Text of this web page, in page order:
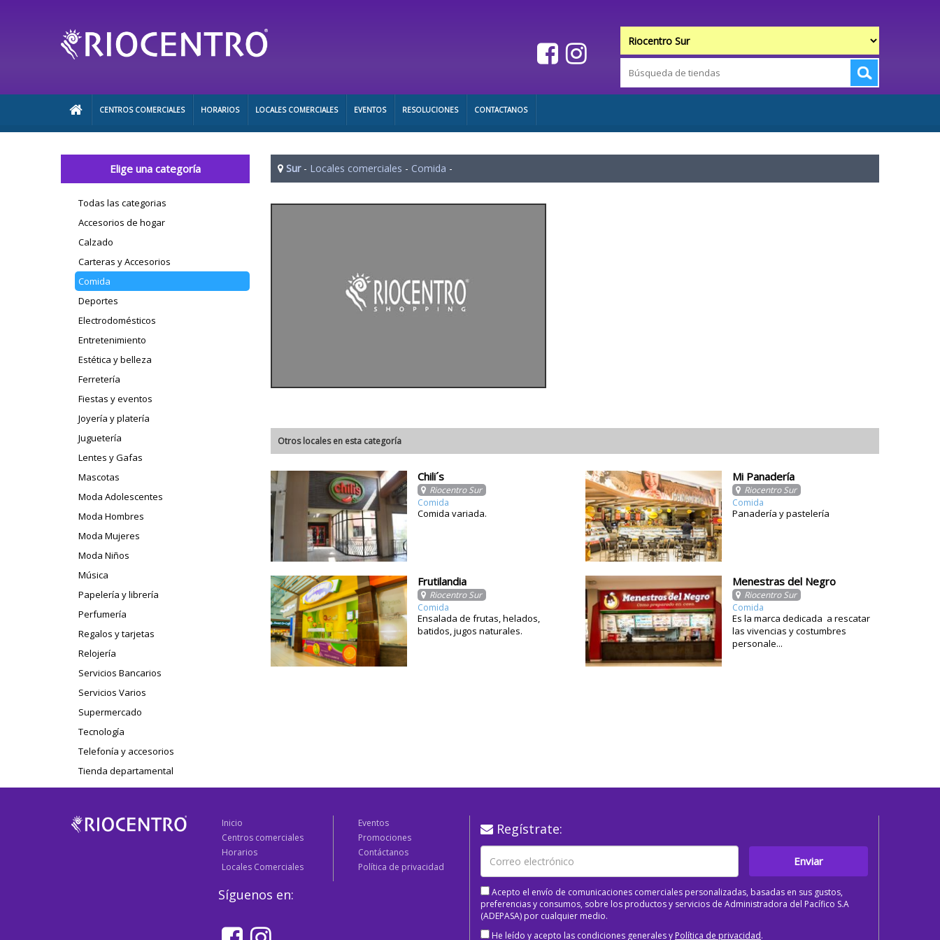
CENTROS COMERCIALES HORARIOS LOCALES COMERCIALES EVENTOS RESOLUCIONES CONTACTANOS
Elige una categoría
Todas las categorias
Accesorios de hogar
Calzado
Carteras y Accesorios
Comida
Deportes
Electrodomésticos
Entretenimiento
Estética y belleza
Ferretería
Fiestas y eventos
Joyería y platería
Juguetería
Lentes y Gafas
Mascotas
Moda Adolescentes
Moda Hombres
Moda Mujeres
Moda Niños
Música
Papelería y librería
Perfumería
Regalos y tarjetas
Relojería
Servicios Bancarios
Servicios Varios
Supermercado
Tecnología
Telefonía y accesorios
Tienda departamental
Sur- Locales comerciales - Comida -
Otros locales en esta categoría
Chili´s
Riocentro Sur
Comida
Comida variada.
Mi Panadería
Riocentro Sur
Comida
Panadería y pastelería
Frutilandia
Riocentro Sur
Comida
Ensalada de frutas, helados,
batidos, jugos naturales.
Menestras del Negro
Riocentro Sur
Comida
Es la marca dedicada a rescatar
las vivencias y costumbres
personale...
Inicio
Centros comerciales
Horarios
Locales Comerciales
Eventos
Promociones
Contáctanos
Política de privacidad
Síguenos en:
Regístrate:
Enviar
Acepto el envío de comunicaciones comerciales personalizadas, basadas en sus gustos,
preferencias y consumos, sobre los productos y servicios de Administradora del Pacífico S.A
(ADEPASA) por cualquier medio.
He leído y acepto las condiciones generales y Política de privacidad.